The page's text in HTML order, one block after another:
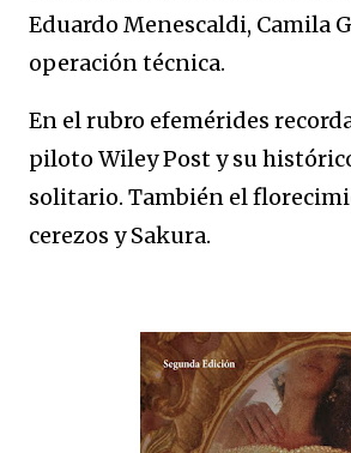
Eduardo Menescaldi, Camila
operación técnica.
En el rubro efemérides
piloto Wiley Post y su
solitario. También el
cerezos y Sakura.